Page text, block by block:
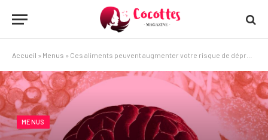
Accueil » Menus » Ces aliments peuvent augmenter votre risque de dépression
MENUS